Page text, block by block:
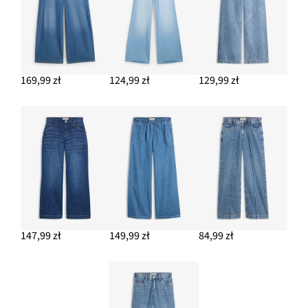
DODAJ DO KOSZYKA
169,99 zł 124,99 zł 129,99 zł
147,99 zł 149,99 zł 84,99 zł